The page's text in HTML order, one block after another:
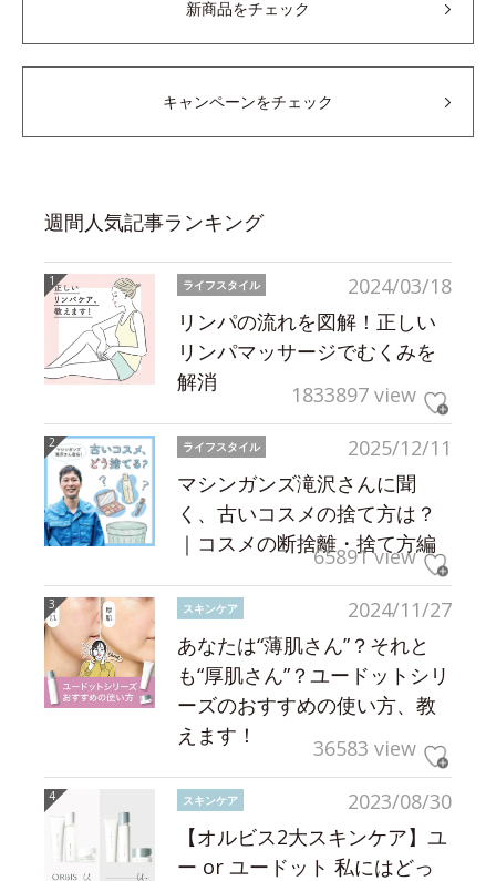
新商品をチェック
キャンペーンをチェック
週間人気記事ランキング
2024/03/18
ライフスタイル
リンパの流れを図解！正しい
リンパマッサージでむくみを
解消
1833897 view
2025/12/11
ライフスタイル
マシンガンズ滝沢さんに聞
く、古いコスメの捨て方は？
｜コスメの断捨離・捨て方編
65891 view
2024/11/27
スキンケア
あなたは“薄肌さん”？それと
も“厚肌さん”？ユードットシリ
ーズのおすすめの使い方、教
えます！
36583 view
2023/08/30
スキンケア
【オルビス2大スキンケア】ユ
ー or ユードット 私にはどっ